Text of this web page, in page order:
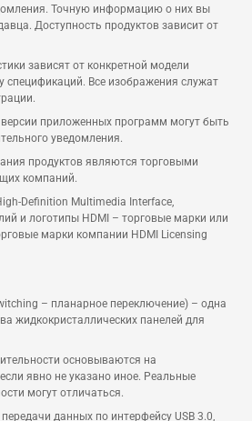
Точную информацию о них вы
Доступность продуктов зависит от
зависят от конкретной модели
спецификаций. Все изображения служат
приложенных программ могут быть
уведомления.
продуктов являются торговыми
компаний.
Definition Multimedia Interface,
и логотипы HDMI – торговые марки или
марки компании HDMI Licensing
– планарное переключение) – одна
жидкокристаллических панелей для
основываются на
явно не указано иное. Реальные
могут отличаться.
данных по интерфейсу USB 3.0,